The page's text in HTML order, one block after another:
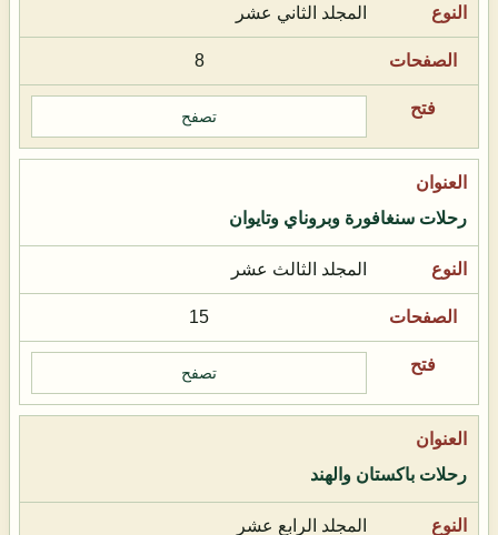
المجلد الثاني عشر
8
تصفح
رحلات سنغافورة وبروناي وتايوان
المجلد الثالث عشر
15
تصفح
رحلات باكستان والهند
المجلد الرابع عشر